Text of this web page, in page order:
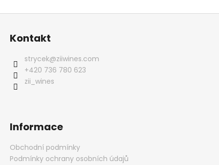
Kontakt
strycek@ziiwines.com
+420 736 780 623
zii_wines
Informace
Obchodní podmínky
Podmínky ochrany osobních údajů